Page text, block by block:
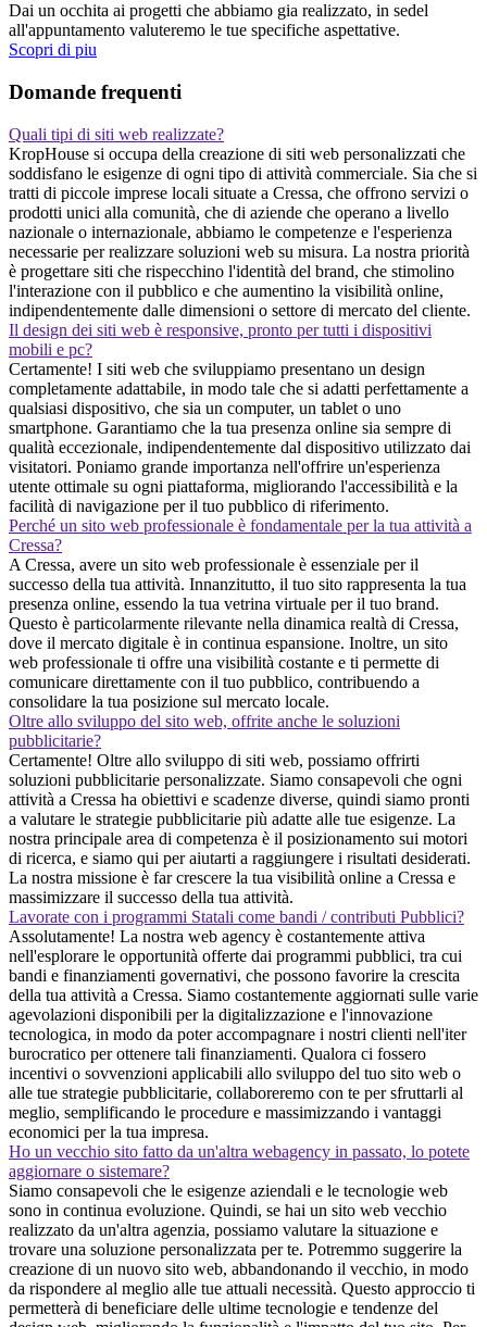
Dai un occhita ai progetti che abbiamo gia realizzato, in sedel
all'appuntamento valuteremo le tue specifiche aspettative.
Scopri di piu
Domande frequenti
Quali tipi di siti web realizzate?
KropHouse si occupa della creazione di siti web personalizzati che
soddisfano le esigenze di ogni tipo di attività commerciale. Sia che si
tratti di piccole imprese locali situate a Cressa, che offrono servizi o
prodotti unici alla comunità, che di aziende che operano a livello
nazionale o internazionale, abbiamo le competenze e l'esperienza
necessarie per realizzare soluzioni web su misura. La nostra priorità
è progettare siti che rispecchino l'identità del brand, che stimolino
l'interazione con il pubblico e che aumentino la visibilità online,
indipendentemente dalle dimensioni o settore di mercato del cliente.
Il design dei siti web è responsive, pronto per tutti i dispositivi
mobili e pc?
Certamente! I siti web che sviluppiamo presentano un design
completamente adattabile, in modo tale che si adatti perfettamente a
qualsiasi dispositivo, che sia un computer, un tablet o uno
smartphone. Garantiamo che la tua presenza online sia sempre di
qualità eccezionale, indipendentemente dal dispositivo utilizzato dai
visitatori. Poniamo grande importanza nell'offrire un'esperienza
utente ottimale su ogni piattaforma, migliorando l'accessibilità e la
facilità di navigazione per il tuo pubblico di riferimento.
Perché un sito web professionale è fondamentale per la tua attività a
Cressa?
A Cressa, avere un sito web professionale è essenziale per il
successo della tua attività. Innanzitutto, il tuo sito rappresenta la tua
presenza online, essendo la tua vetrina virtuale per il tuo brand.
Questo è particolarmente rilevante nella dinamica realtà di Cressa,
dove il mercato digitale è in continua espansione. Inoltre, un sito
web professionale ti offre una visibilità costante e ti permette di
comunicare direttamente con il tuo pubblico, contribuendo a
consolidare la tua posizione sul mercato locale.
Oltre allo sviluppo del sito web, offrite anche le soluzioni
pubblicitarie?
Certamente! Oltre allo sviluppo di siti web, possiamo offrirti
soluzioni pubblicitarie personalizzate. Siamo consapevoli che ogni
attività a Cressa ha obiettivi e scadenze diverse, quindi siamo pronti
a valutare le strategie pubblicitarie più adatte alle tue esigenze. La
nostra principale area di competenza è il posizionamento sui motori
di ricerca, e siamo qui per aiutarti a raggiungere i risultati desiderati.
La nostra missione è far crescere la tua visibilità online a Cressa e
massimizzare il successo della tua attività.
Lavorate con i programmi Statali come bandi / contributi Pubblici?
Assolutamente! La nostra web agency è costantemente attiva
nell'esplorare le opportunità offerte dai programmi pubblici, tra cui
bandi e finanziamenti governativi, che possono favorire la crescita
della tua attività a Cressa. Siamo costantemente aggiornati sulle varie
agevolazioni disponibili per la digitalizzazione e l'innovazione
tecnologica, in modo da poter accompagnare i nostri clienti nell'iter
burocratico per ottenere tali finanziamenti. Qualora ci fossero
incentivi o sovvenzioni applicabili allo sviluppo del tuo sito web o
alle tue strategie pubblicitarie, collaboreremo con te per sfruttarli al
meglio, semplificando le procedure e massimizzando i vantaggi
economici per la tua impresa.
Ho un vecchio sito fatto da un'altra webagency in passato, lo potete
aggiornare o sistemare?
Siamo consapevoli che le esigenze aziendali e le tecnologie web
sono in continua evoluzione. Quindi, se hai un sito web vecchio
realizzato da un'altra agenzia, possiamo valutare la situazione e
trovare una soluzione personalizzata per te. Potremmo suggerire la
creazione di un nuovo sito web, abbandonando il vecchio, in modo
da rispondere al meglio alle tue attuali necessità. Questo approccio ti
permetterà di beneficiare delle ultime tecnologie e tendenze del